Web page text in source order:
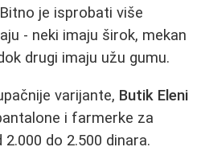
je isprobati više
- neki imaju širok, mekan
drugi imaju užu gumu.
varijante, Butik Eleni
i farmerke za
do 2.500 dinara.